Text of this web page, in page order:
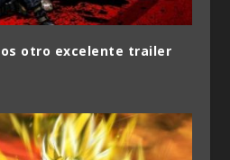
otro excelente trailer